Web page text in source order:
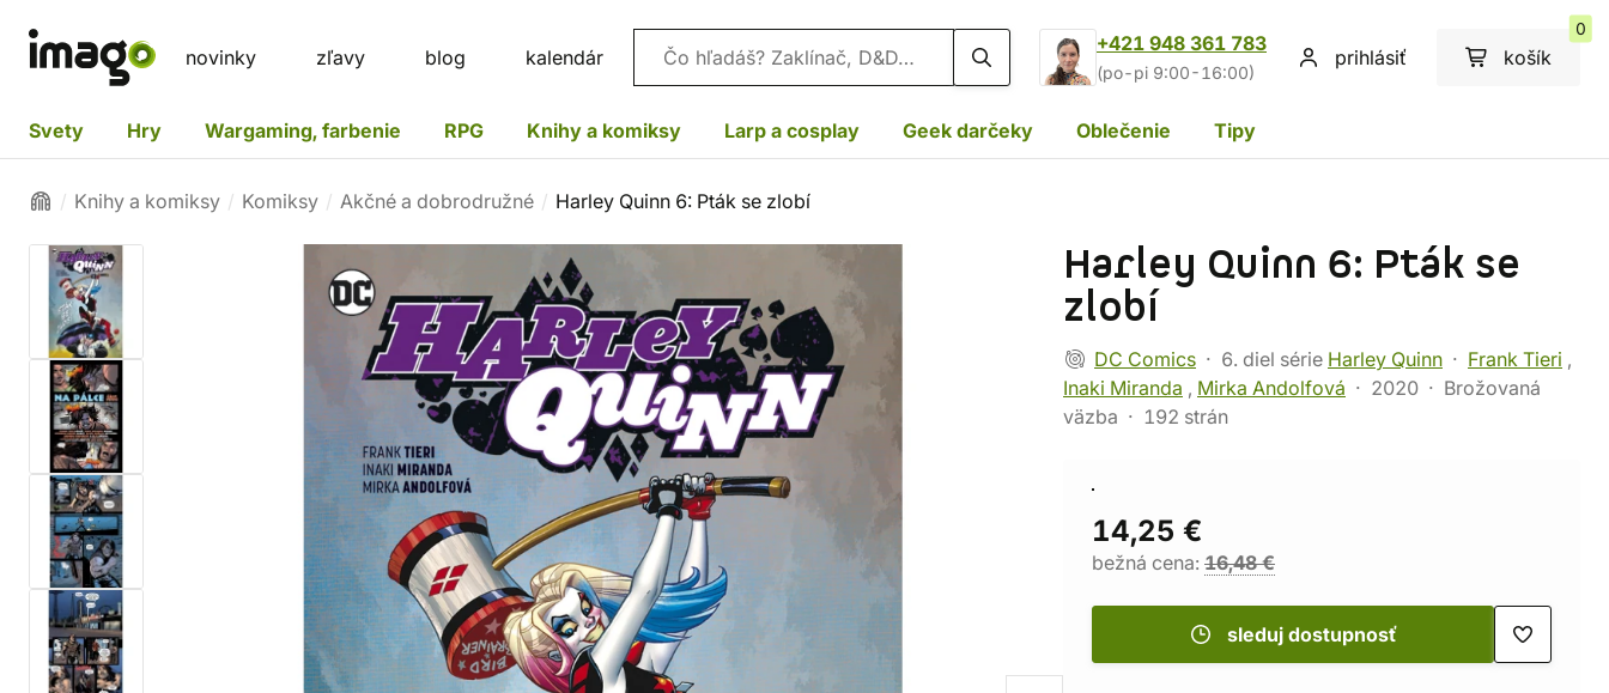
novinky zľavy blog kalendár Vyhľadávanie
+421 948 361 783
(po-pi 9:00-16:00)
prihlásiť košík
0
Svety Hry Wargaming, farbenie RPG Knihy a komiksy Larp a cosplay Geek darčeky Oblečenie Tipy
Knihy a komiksy Komiksy Akčné a dobrodružné Harley Quinn 6: Pták se zlobí
Harley Quinn 6: Pták se
zlobí
DC Comics 6. diel série Harley Quinn Frank Tieri ,
Inaki Miranda , Mirka Andolfová 2020
Brožovaná
väzba
192 strán
14,25 €
bežná cena: 16,48 €
sleduj dostupnosť